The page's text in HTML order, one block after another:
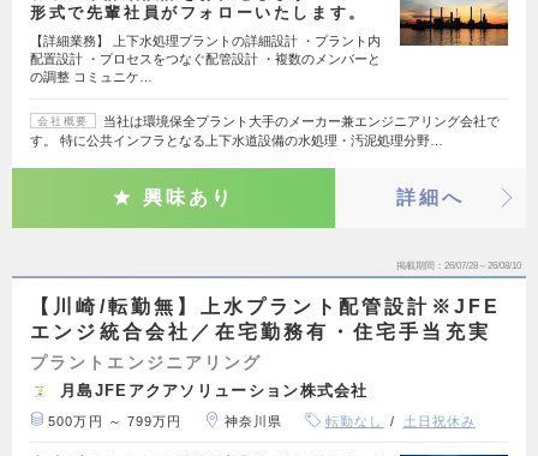
形式で先輩社員がフォローいたします。
【詳細業務】 上下水処理プラントの詳細設計 ・プラント内
配置設計 ・プロセスをつなぐ配管設計 ・複数のメンバーと
の調整 コミュニケ…
会社概要
当社は環境保全プラント大手のメーカー兼エンジニアリング会社で
す。 特に公共インフラとなる上下水道設備の水処理・汚泥処理分野…
興味あり 詳細へ
掲載期間 26/07/28～26/08/10
【川崎/転勤無】上水プラント配管設計※JFE
エンジ統合会社／在宅勤務有・住宅手当充実
プラントエンジニアリング
月島JFEアクアソリューション株式会社
500万円 ～ 799万円 神奈川県 転勤なし 土日祝休み